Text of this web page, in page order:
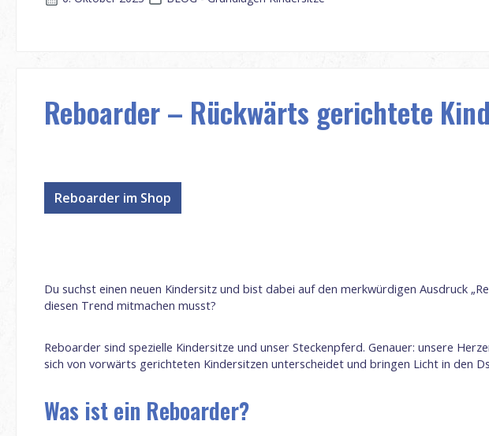
Reboarder – Rückwärts gerichtete
Reboarder im Shop
Du suchst einen neuen Kindersitz und bist dabei auf den merkwürdigen Ausdruck
diesen Trend mitmachen musst?
Reboarder sind spezielle Kindersitze und unser Steckenpferd. Genauer: unsere
sich von vorwärts gerichteten Kindersitzen unterscheidet und bringen Licht in den
Was ist ein Reboarder?